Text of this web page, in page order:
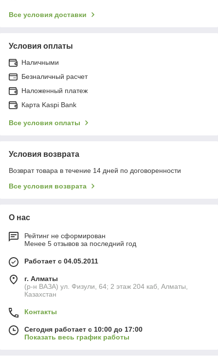
Все условия доставки
Условия оплаты
Наличными
Безналичный расчет
Наложенный платеж
Карта Kaspi Bank
Все условия оплаты
Условия возврата
Возврат товара в течение 14 дней по договоренности
Все условия возврата
О нас
Рейтинг не сформирован
Менее 5 отзывов за последний год
Работает с 04.05.2011
г. Алматы
(р-н ВАЗА) ул. Физули, 64; 2 этаж 204 каб, Алматы,
Казахстан
Контакты
Сегодня работает с 10:00 до 17:00
Показать весь график работы